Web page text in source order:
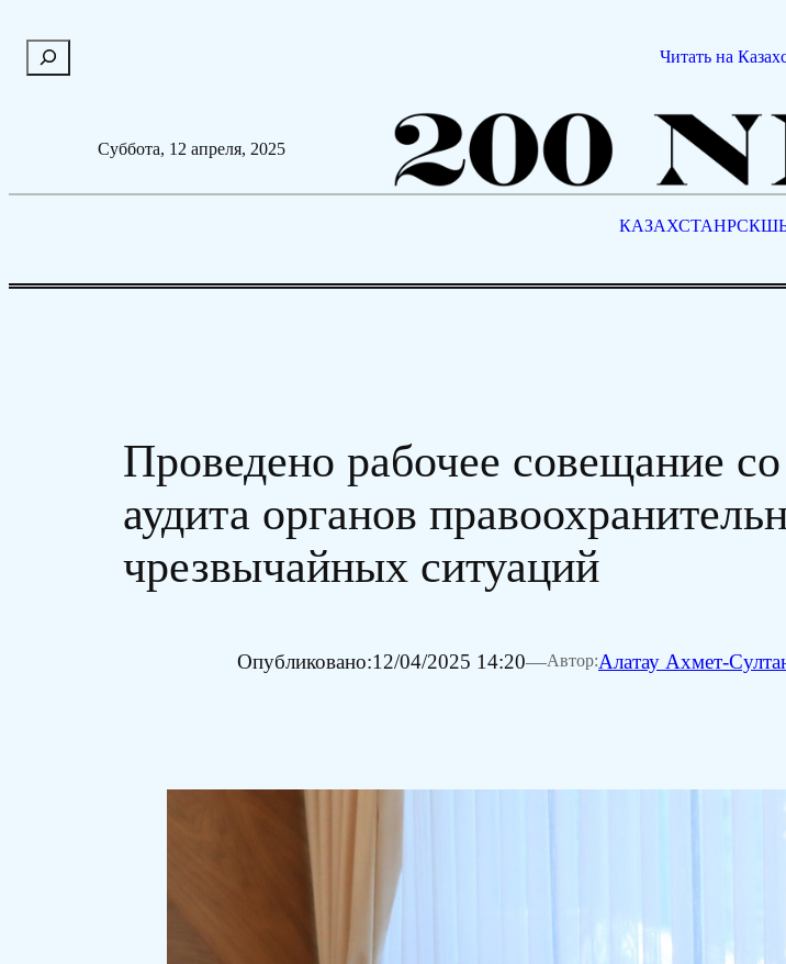
о
Читать на
Суббота, 12 апреля, 2025
КАЗАХСТАНРСК
Проведено рабочее совещание
аудита органов
чрезвычайных ситуаций
Опубликовано:12/04/2025 14:20—Автор:Алатау Ахмет-